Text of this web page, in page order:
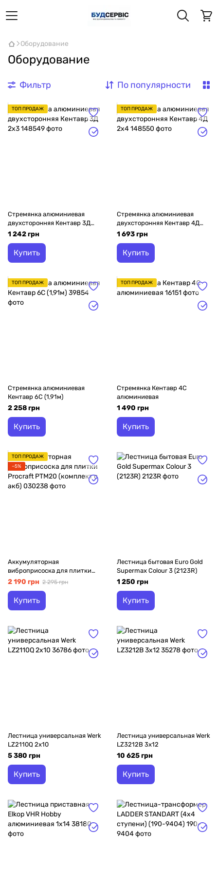
Оборудование
Оборудование
Фильтр По популярности
ТОП ПРОДАЖ
Стремянка алюминиевая
двухсторонняя Кентавр 3Д
2х3
1 242 грн
Купить
ТОП ПРОДАЖ
Стремянка алюминиевая
двухсторонняя Кентавр 4Д
2х4
1 693 грн
Купить
ТОП ПРОДАЖ
Стремянка алюминиевая
Кентавр 6С (1,91м)
2 258 грн
Купить
ТОП ПРОДАЖ
Стремянка Кентавр 4С
алюминиевая
1 490 грн
Купить
ТОП ПРОДАЖ
−5%
Аккумуляторная
виброприсоска для плитки
Procraft PTM20 (комплект с
2 190 грн 2 295 грн
Купить
Лестница бытовая Euro Gold
Supermax Colour 3 (2123R)
1 250 грн
Купить
Лестница универсальная Werk
LZ2110Q 2х10
5 380 грн
Купить
Лестница универсальная Werk
LZ3212B 3х12
10 625 грн
Купить